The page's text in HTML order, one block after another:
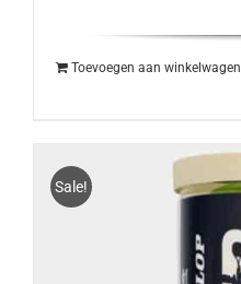
Toevoegen aan winkelwagen
Sale!